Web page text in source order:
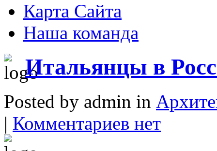
Карта Сайта
Наша команда
Итальянцы в
Posted by admin in
| Комментариев нет